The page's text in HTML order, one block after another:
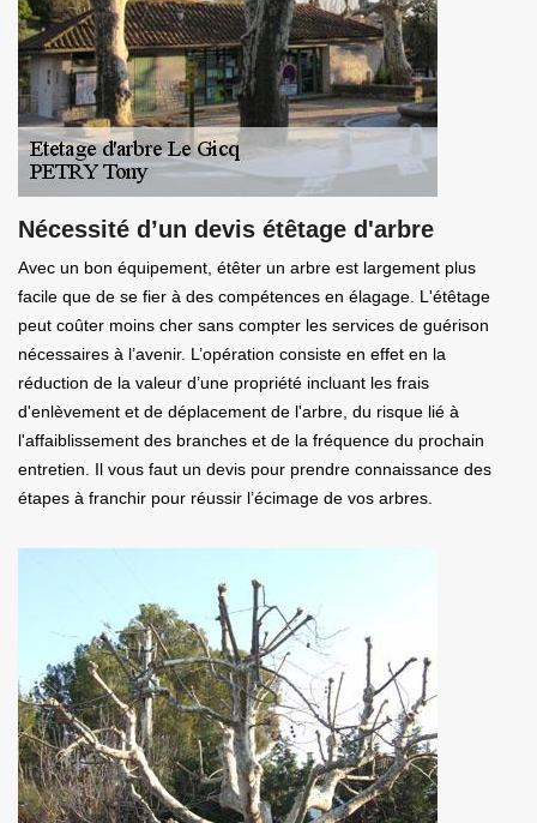
Nécessité d’un devis étêtage d'arbre
Avec un bon équipement, étêter un arbre est largement plus
facile que de se fier à des compétences en élagage. L'étêtage
peut coûter moins cher sans compter les services de guérison
nécessaires à l’avenir. L’opération consiste en effet en la
réduction de la valeur d’une propriété incluant les frais
d'enlèvement et de déplacement de l'arbre, du risque lié à
l'affaiblissement des branches et de la fréquence du prochain
entretien. Il vous faut un devis pour prendre connaissance des
étapes à franchir pour réussir l’écimage de vos arbres.